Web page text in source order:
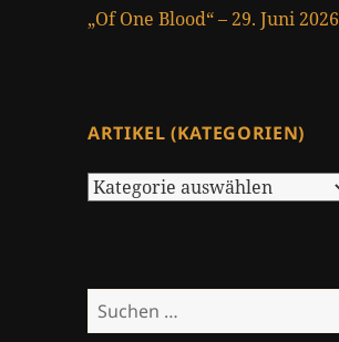
„Of One Blood“ – 29. Juni 2026
ARTIKEL (KATEGORIEN)
Artikel
Suchen
nach: